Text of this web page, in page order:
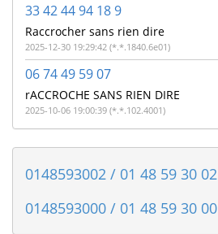
33 42 44 94 18 9
Raccrocher sans rien dire
2025-12-30 19:29:42 (*.*.1840.6e01)
06 74 49 59 07
rACCROCHE SANS RIEN DIRE
2025-10-06 19:00:39 (*.*.102.4001)
0148593002 / 01 48 59 30 02
0148593000 / 01 48 59 30 00